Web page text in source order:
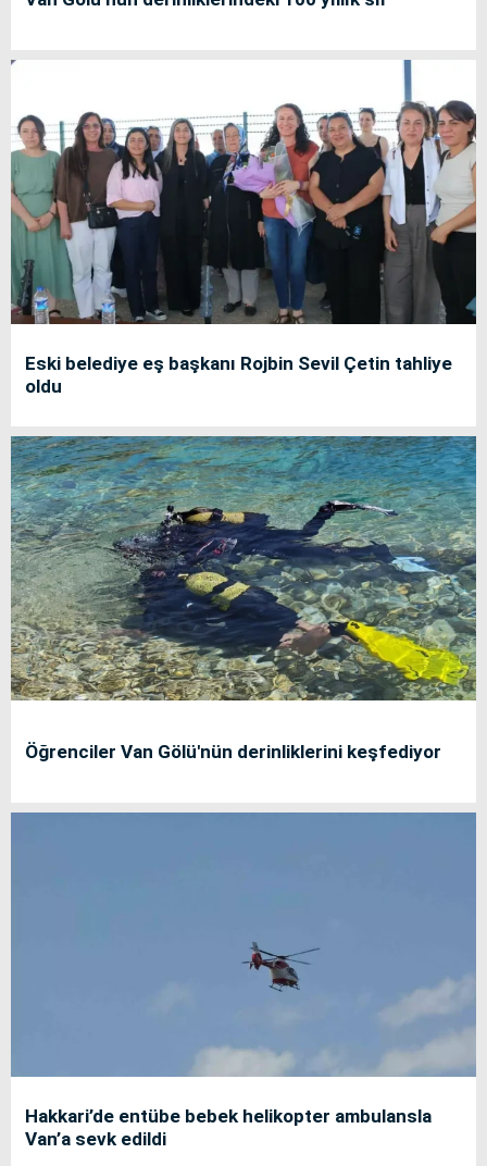
Eski belediye eş başkanı Rojbin Sevil Çetin tahliye
oldu
Öğrenciler Van Gölü'nün derinliklerini keşfediyor
Hakkari’de entübe bebek helikopter ambulansla
Van’a sevk edildi